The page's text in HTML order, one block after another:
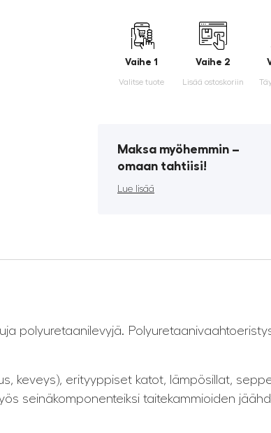
Vaihe 1
Valitse tuote
Vaihe 2
Lisää ostoskoriin
Maksa myöhemmin ­–
omaan tahtiisi!
Lue lisää
polyuretaanilevyjä.
keveys), erityyppiset katot, lämpösillat,
seinäkomponenteiksi taitekammioiden